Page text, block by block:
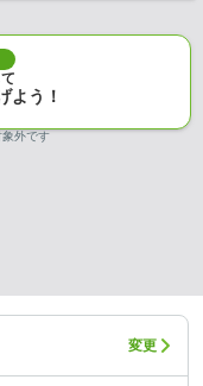
よう！
外です
変更